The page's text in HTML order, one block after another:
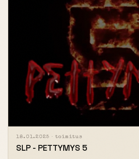
18.01.2025 · toimitus
SLP - PETTYMYS 5